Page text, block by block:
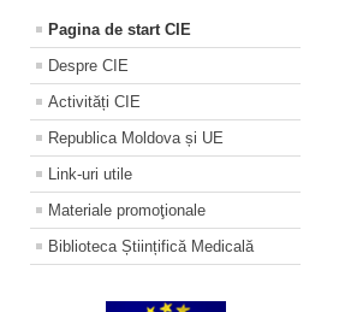
Pagina de start CIE
Despre CIE
Activități CIE
Republica Moldova și UE
Link-uri utile
Materiale promoţionale
Biblioteca Științifică Medicală